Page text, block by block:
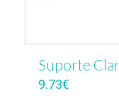
Suporte
9.73€